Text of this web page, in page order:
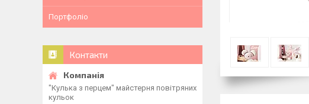
Портфоліо
Контакти
"Кулька з перцем" майстерня повітряних
кульок